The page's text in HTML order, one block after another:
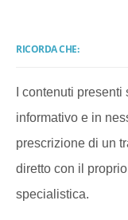
RICORDA CHE:
I contenuti
informativo e in
prescrizione di un
diretto con il
specialistica.